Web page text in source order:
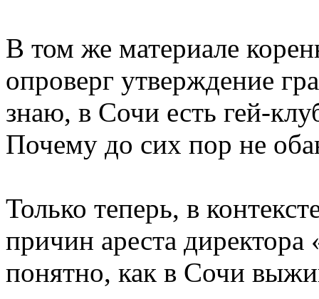
В том же материале
опроверг утверждение
знаю, в Сочи есть гей-
Почему до сих пор не
Только теперь, в
причин ареста директора
понятно, как в Сочи